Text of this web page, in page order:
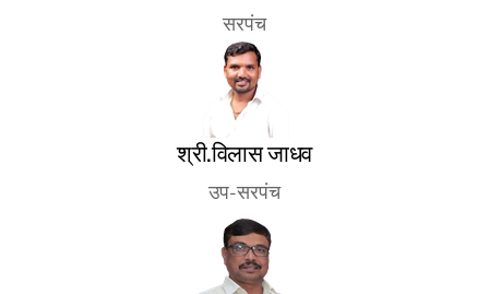
सरपंच
श्री.विलास जाधव
उप-सरपंच